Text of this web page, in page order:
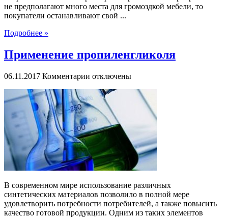
не предполагают много места для громоздкой мебели, то
покупатели останавливают свой ...
Подробнее »
Применение пропиленгликоля
06.11.2017 Комментарии к
Применение
пропиленгликоля
отключены
В современном мире использование различных
синтетических материалов позволило в полной мере
удовлетворить потребности потребителей, а также повысить
качество готовой продукции. Одним из таких элементов